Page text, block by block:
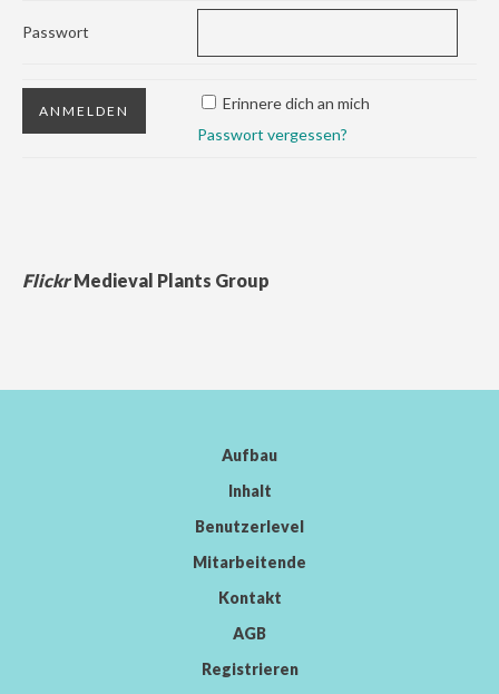
Passwort
Erinnere dich an mich
Passwort vergessen?
FlickrMedieval Plants Group
Aufbau
Inhalt
Benutzerlevel
Mitarbeitende
Kontakt
AGB
Registrieren